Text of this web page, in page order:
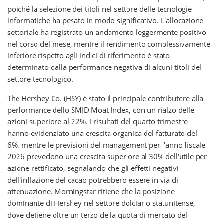
poiché la selezione dei titoli nel settore delle tecnologie
informatiche ha pesato in modo significativo. L'allocazione
settoriale ha registrato un andamento leggermente positivo
nel corso del mese, mentre il rendimento complessivamente
inferiore rispetto agli indici di riferimento è stato
determinato dalla performance negativa di alcuni titoli del
settore tecnologico.
The Hershey Co. (HSY) è stato il principale contributore alla
performance dello SMID Moat Index, con un rialzo delle
azioni superiore al 22%. I risultati del quarto trimestre
hanno evidenziato una crescita organica del fatturato del
6%, mentre le previsioni del management per l'anno fiscale
2026 prevedono una crescita superiore al 30% dell'utile per
azione rettificato, segnalando che gli effetti negativi
dell'inflazione del cacao potrebbero essere in via di
attenuazione. Morningstar ritiene che la posizione
dominante di Hershey nel settore dolciario statunitense,
dove detiene oltre un terzo della quota di mercato del